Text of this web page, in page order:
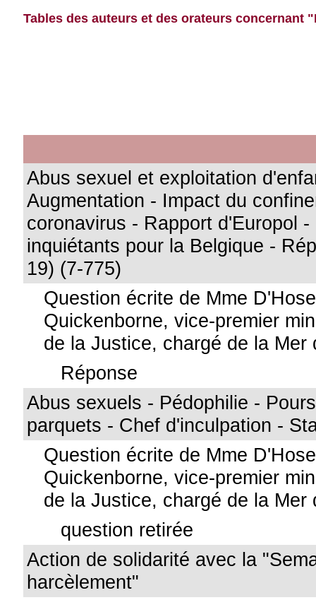
Tables des auteurs et des orateurs concernant
Abus sexuel et exploitation
Augmentation - Impact du
coronavirus - Rapport d'Europol
inquiétants pour la Belgique -
19) (7-775)
Question écrite de Mme
Quickenborne, vice-premier
de la Justice, chargé de la Mer
Réponse
Abus sexuels - Pédophilie -
parquets - Chef d'inculpation -
Question écrite de Mme
Quickenborne, vice-premier
de la Justice, chargé de la Mer
question retirée
Action de solidarité avec la
harcèlement"